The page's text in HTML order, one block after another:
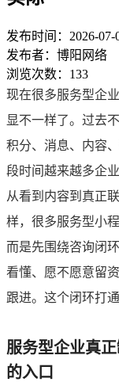
发布时间：2026-07-
发布者：博阳网络
浏览次数：133
现在很多服务型企
显不一样了。过去
积分、消息、内容
段时间越来越多企
从看到内容到真正
样，很多服务型小
而是先围绕咨询闭
看懂、愿不愿意留
跟进。这个闭环打
服务型企业真
的入口